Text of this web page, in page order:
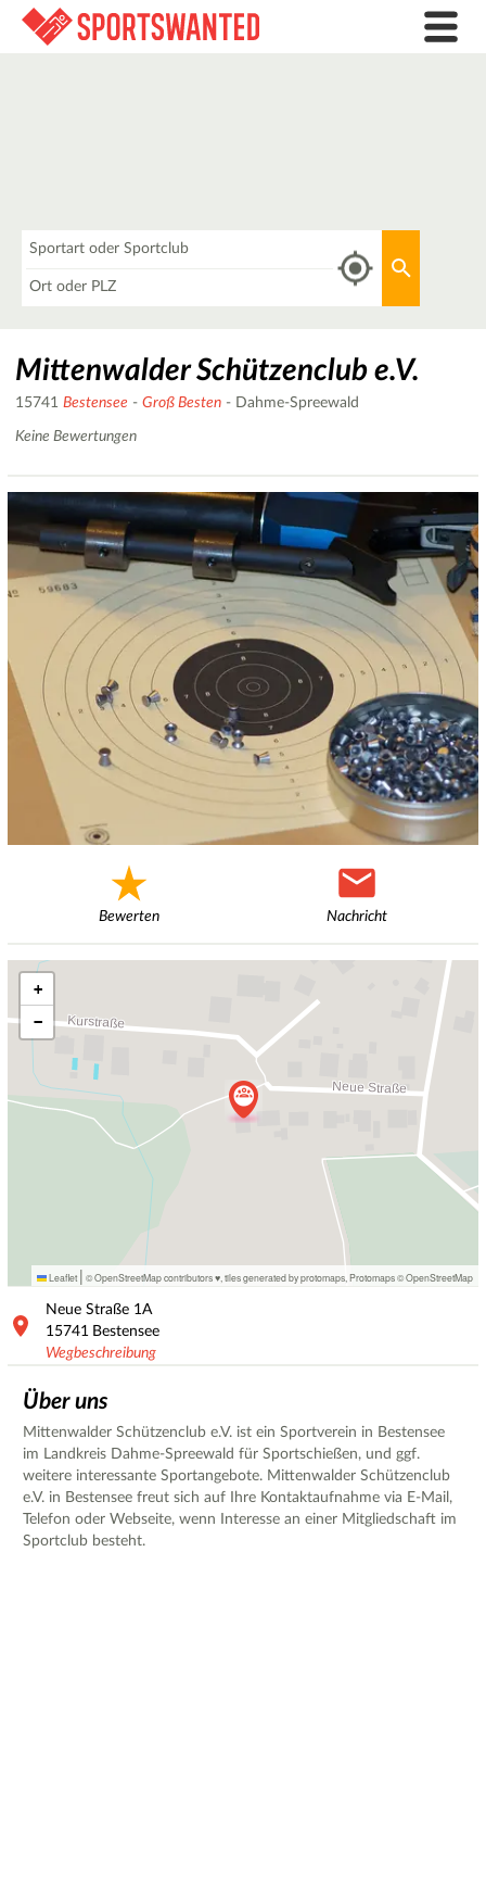
Mittenwalder Schützenclub e.V.
15741 Bestensee - Groß Besten - Dahme-Spreewald
Keine Bewertungen
Bewerten Nachricht
+
−
Leaflet | © OpenStreetMap contributors ♥, tiles generated by protomaps Protomaps©OpenStreetMap
Neue Straße 1A
15741
Bestensee
Wegbeschreibung
Über uns
Mittenwalder Schützenclub e.V. ist ein Sportverein in Bestensee
im Landkreis Dahme-Spreewald für Sportschießen, und ggf.
weitere interessante Sportangebote. Mittenwalder Schützenclub
e.V. in Bestensee freut sich auf Ihre Kontaktaufnahme via E-Mail,
Telefon oder Webseite, wenn Interesse an einer Mitgliedschaft im
Sportclub besteht.